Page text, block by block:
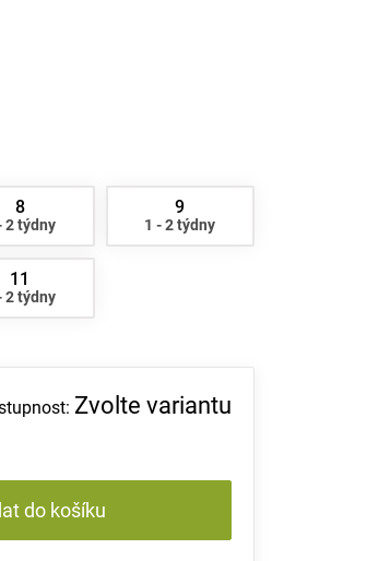
8
2 týdny
9
1 - 2 týdny
11
2 týdny
Zvolte variantu
do košíku